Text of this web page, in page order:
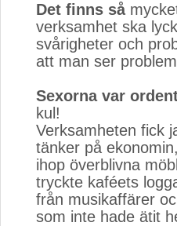
Det finns så
verksamhet ska
svårigheter och
att man ser
Sexorna var
kul!
Verksamheten fick
tänker på
ihop överblivna
tryckte kaféets
från musikaffärer
som inte hade ätit